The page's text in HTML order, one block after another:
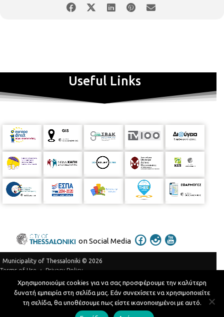
Useful Links
on Social Media
Municipality of Thessaloniki © 2026
Terms of Use
Privacy Policy
Telephone Catalog
Developed byMyCompany Projects
Χρησιμοποιούμε cookies για να σας προσφέρουμε την καλύτερη
δυνατή εμπειρία στη σελίδα μας. Εάν συνεχίσετε να χρησιμοποιείτε
τη σελίδα, θα υποθέσουμε πως είστε ικανοποιημένοι με αυτό.